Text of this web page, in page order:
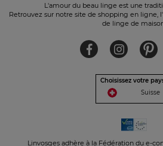
UN CADEAU OFFERT
L'amour du beau linge est une
Retrouvez sur notre site de shopping en ligne,
de linge de
Choisissez votre
Suisse
Linvosges adhère à la Fédération du e-